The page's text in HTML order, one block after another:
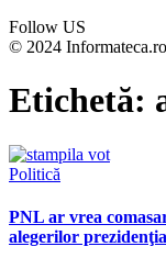
Follow US
© 2024 Informateca.ro
Etichetă:
Politică
PNL ar vrea
alegerilor